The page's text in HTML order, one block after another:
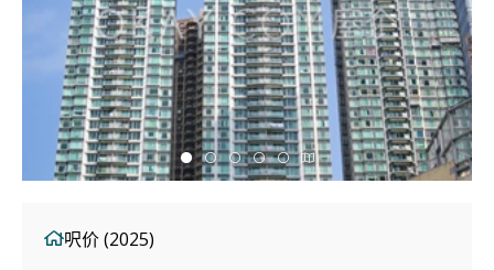
呎价 (2025)